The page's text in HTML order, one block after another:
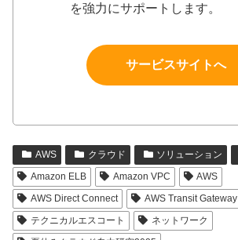
を強力にサポートします。
サービスサイトへ
AWS クラウド ソリューション
Amazon ELB
Amazon VPC
AWS
AWS Direct Connect
AWS Transit Gateway
テクニカルエスコート
ネットワーク